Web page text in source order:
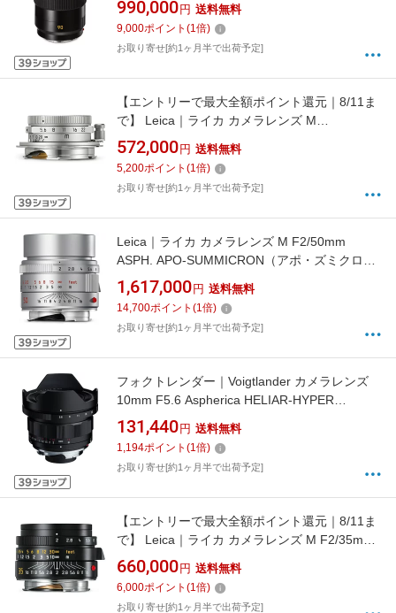
ン） ブラック [ライカL /単焦点レンズ][SL290]
990,000 円 送料無料
9,000ポイント (1倍)
お取り寄せ[約1ヶ月半で出荷予定]
【エントリーで最大全額ポイント還元｜8/11ま
で】 Leica｜ライカ カメラレンズ M
F5.6/28mm SUMMARON（ズマロン） ブラッ
ク 11695 [ライカM /単焦点レンズ][11695]
572,000 円 送料無料
5,200ポイント (1倍)
お取り寄せ[約1ヶ月半で出荷予定]
Leica｜ライカ カメラレンズ M F2/50mm
ASPH. APO-SUMMICRON（アポ・ズミクロ
ン） シルバー [ライカM /単焦点レンズ] APO-
SUMMICRON（アポ・ズミクロン） シルバー
[ライカM /単焦点レンズ][ライカアポ・ズミクロ
ンMF250M]
1,617,000 円 送料無料
14,700ポイント (1倍)
お取り寄せ[約1ヶ月半で出荷予定]
フォクトレンダー｜Voigtlander カメラレンズ
10mm F5.6 Aspherica HELIAR-HYPER
WIDE（ヘリアーハイパーワイド） ブラック [ラ
イカM /単焦点レンズ]
[HELIARHYPERW10F5.6A]
131,440 円 送料無料
1,194ポイント (1倍)
お取り寄せ[約1ヶ月半で出荷予定]
【エントリーで最大全額ポイント還元｜8/11ま
で】 Leica｜ライカ カメラレンズ M F2/35mm
ASPH. SUMMICRON（ズミクロン） ブラック
[ライカM /単焦点レンズ][ズミクロン
MF235MMASPH.フ]
660,000 円 送料無料
6,000ポイント (1倍)
お取り寄せ[約1ヶ月半で出荷予定]